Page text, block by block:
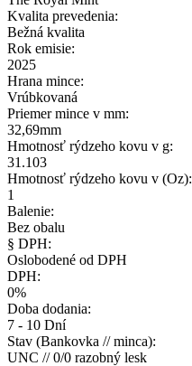
Kvalita prevedenia:
Bežná kvalita
Rok emisie:
2025
Hrana mince:
Vrúbkovaná
Priemer mince v mm:
32,69mm
Hmotnosť rýdzeho kovu v g:
31.103
Hmotnosť rýdzeho kovu v (Oz):
1
Balenie:
Bez obalu
§ DPH:
Oslobodené od DPH
DPH:
0%
Doba dodania:
7 - 10 Dní
Stav (Bankovka // minca):
UNC // 0/0 razobný lesk